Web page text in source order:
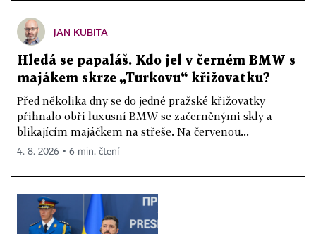
JAN KUBITA
Hledá se papaláš. Kdo jel v černém BMW s
majákem skrze „Turkovu“ křižovatku?
Před několika dny se do jedné pražské křižovatky
přihnalo obří luxusní BMW se začerněnými skly a
blikajícím majáčkem na střeše. Na červenou...
4. 8. 2026 ▪ 6 min. čtení